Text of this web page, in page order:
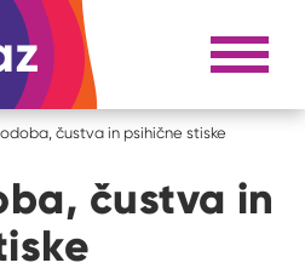
#to sem jaz Razpri
čustva in psihične stiske
čustva in